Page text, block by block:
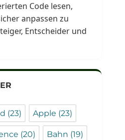
Code lesen,
anpassen zu
Entscheider und
(23) Apple (23)
(20) Bahn (19)